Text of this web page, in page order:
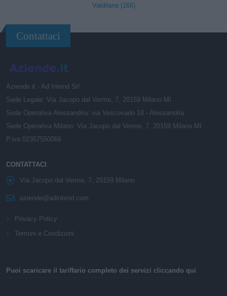
Valdilana (166)
Contattaci
Aziende.it - Ad Intend Srl
Sede Legale: Via Jacopo dal Verme, 7, 20159 Milano MI
Sede Operativa Alessandria: via Vescovado 18 - Alessandria
Sede Operativa Milano: Via Jacopo dal Verme, 7, 20159 Milano MI
P.iva 02357550066
CONTATTACI
Via Jacopo dal Verme, 7, 20159 Milano
aziende@adintend.com
Privacy Policy
Termini e Condizioni
Puoi scaricare il tariffario completo dei servizi cliccando qui